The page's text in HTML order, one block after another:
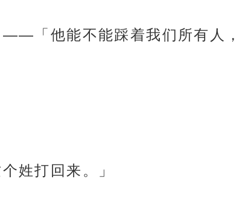
——「他能不能踩着我们所有人
姓打回来。」